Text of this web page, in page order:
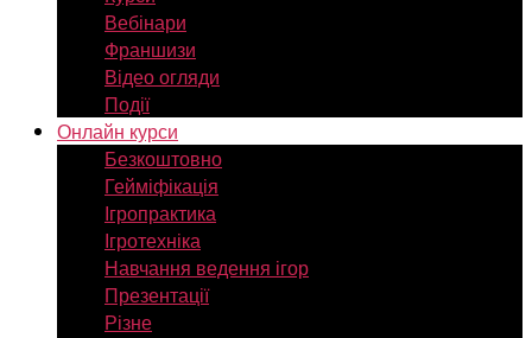
Вебінари
Франшизи
Відео огляди
Події
Онлайн курси
Безкоштовно
Гейміфікація
Ігропрактика
Ігротехніка
Навчання ведення ігор
Презентації
Різне